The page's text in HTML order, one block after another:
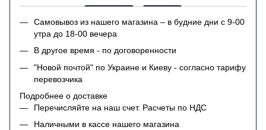
Самовывоз из нашего магазина – в будние дни с 9-00
утра до 18-00 вечера
В другое время - по договоренности
"Новой почтой" по Украине и Киеву - согласно тарифу
перевозчика
Подробнее о доставке
Перечисляйте на наш счет. Расчеты по НДС
Наличными в кассе нашего магазина